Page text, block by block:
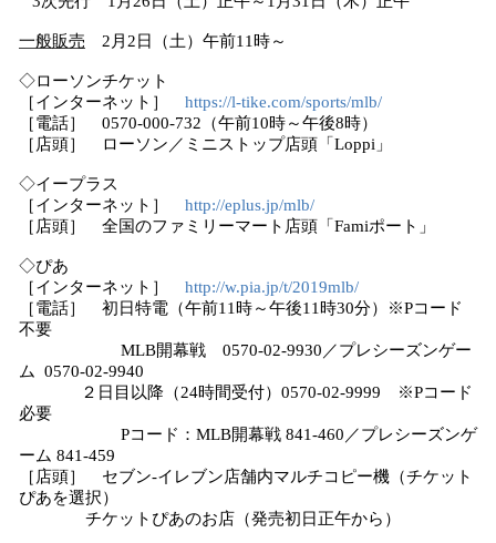
一般販売 2月2日（土）午前11時～
◇ローソンチケット
［インターネット］ https://l-tike.com/sports/mlb/
［電話］ 0570-000-732（午前10時～午後8時）
［店頭］ ローソン／ミニストップ店頭「Loppi」
◇イープラス
［インターネット］ http://eplus.jp/mlb/
［店頭］ 全国のファミリーマート店頭「Famiポート」
◇ぴあ
［インターネット］ http://w.pia.jp/t/2019mlb/
［電話］ 初日特電（午前11時～午後11時30分）※Pコード
不要
MLB開幕戦 0570-02-9930／プレシーズンゲー
ム 0570-02-9940
２日目以降（24時間受付）0570-02-9999 ※Pコード
必要
Pコード：MLB開幕戦 841-460／プレシーズンゲ
ーム 841-459
［店頭］ セブン-イレブン店舗内マルチコピー機（チケット
ぴあを選択）
チケットぴあのお店（発売初日正午から）